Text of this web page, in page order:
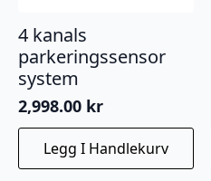
4 kanals
parkeringssensor
system
2,998.00 kr
Legg I Handlekurv